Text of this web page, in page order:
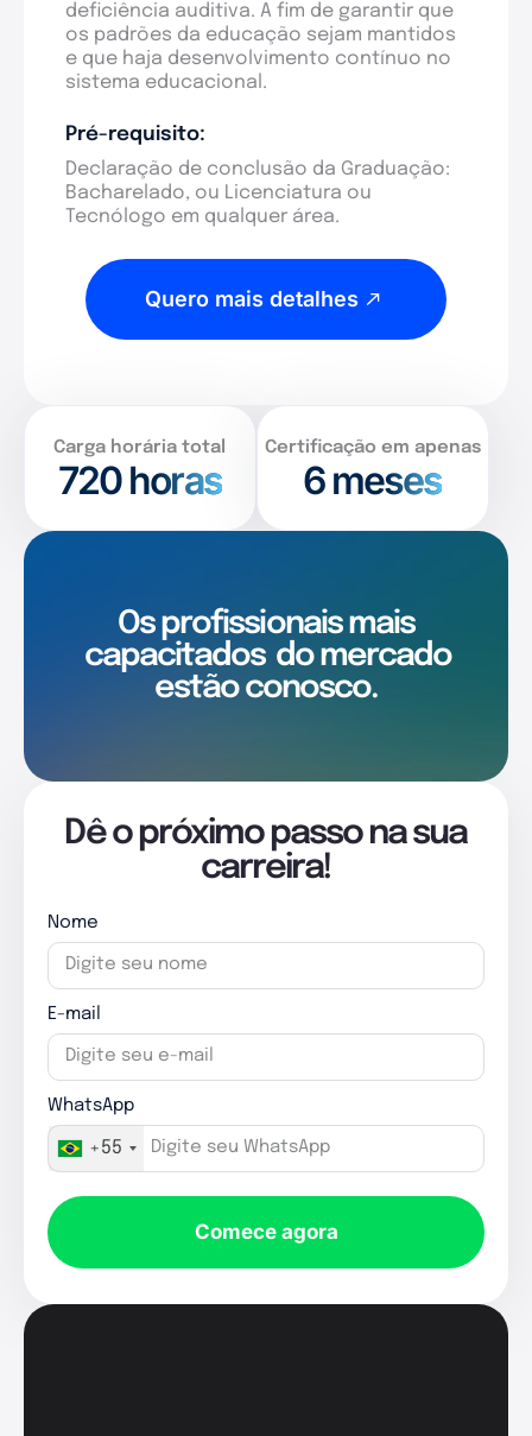
deficiência auditiva. A fim de garantir que
os padrões da educação sejam mantidos
e que haja desenvolvimento contínuo no
sistema educacional.
Pré-requisito:
Declaração de conclusão da Graduação:
Bacharelado, ou Licenciatura ou
Tecnólogo em qualquer área.
Quero mais detalhes
Carga horária total
720horas
Certificação em apenas
6 meses
Os profissionais mais
capacitados do mercado
estão conosco.
Dê o próximo passo na sua
carreira!
Nome
E-mail
WhatsApp
+55
Comece agora